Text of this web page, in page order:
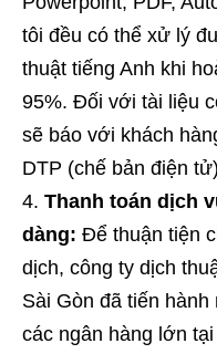
tôi đều có thể xử lý
thuật tiếng Anh khi
95%. Đối với tài liệu
sẽ báo với khách
DTP (chế bản điện tử)
Thanh toán dịch
dàng: Để thuận tiện
dịch, công ty dịch
Sài Gòn đã tiến
các ngân hàng lớn